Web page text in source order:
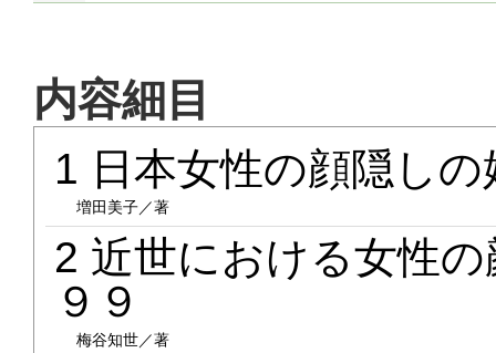
内容細目
1 日本女性の顔隠し
増田美子／著
2 近世における女性
９９
梅谷知世／著